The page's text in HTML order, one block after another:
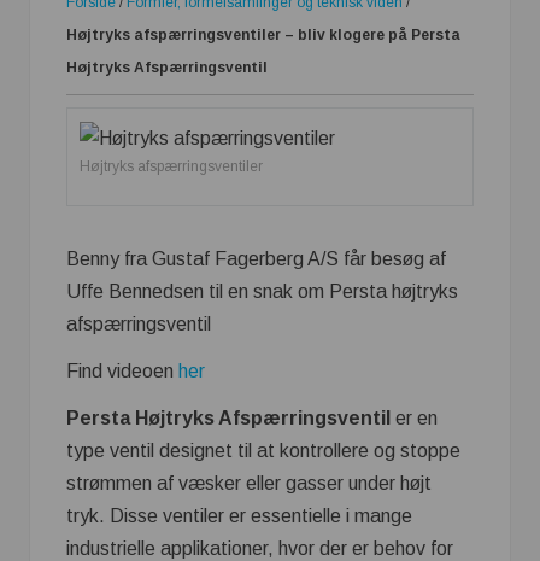
Højtryks afspærringsventiler – bliv klogere på Persta
Højtryks Afspærringsventil
Højtryks afspærringsventiler
Benny fra Gustaf Fagerberg A/S får besøg af
Uffe Bennedsen til en snak om Persta højtryks
afspærringsventil
Find videoen her
Persta Højtryks Afspærringsventil er en
type ventil designet til at kontrollere og stoppe
strømmen af væsker eller gasser under højt
tryk. Disse ventiler er essentielle i mange
industrielle applikationer, hvor der er behov for